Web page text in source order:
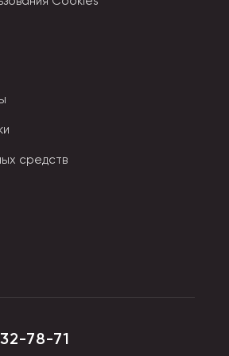
или фильма. Клей на основании
гель вобрал в себя много
просто сполоснуть в воде.
средств
78-71